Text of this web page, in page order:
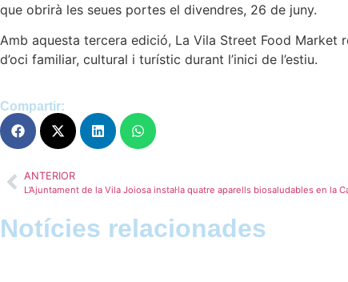
que obrirà les seues portes el divendres, 26 de juny.
Amb aquesta tercera edició, La Vila Street Food Market
d’oci familiar, cultural i turístic durant l’inici de l’estiu.
Compartir:
ANTERIOR
L’Ajuntament de la Vila Joiosa instal·la quatre aparells biosaludables en la
Notícies relacionades